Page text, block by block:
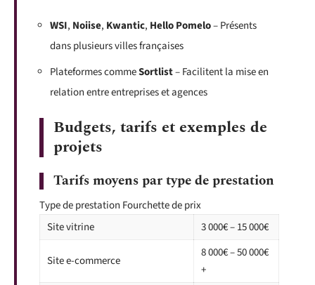
WSI, Noiise, Kwantic, Hello Pomelo– Présents
dans plusieurs villes françaises
Plateformes commeSortlist– Facilitent la mise en
relation entre entreprises et agences
Budgets, tarifs et exemples de
projets
Tarifs moyens par type de prestation
Type de prestation Fourchette de prix
Site vitrine
3 000€ – 15 000€
Site e-commerce
8 000€ – 50 000€
+